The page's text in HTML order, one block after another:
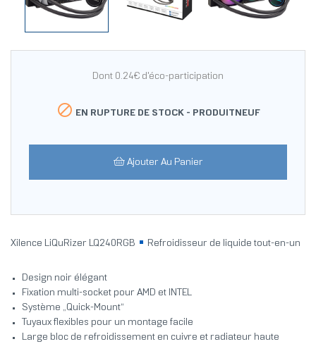
Dont 0.24€ d'éco-participation
 EN RUPTURE DE STOCK - PRODUITNEUF
Ajouter Au Panier
Xilence LiQuRizer LQ240RGB Refroidisseur de liquide tout-en-un
Design noir élégant
Fixation multi-socket pour AMD et INTEL
Système „Quick-Mount“
Tuyaux flexibles pour un montage facile
Large bloc de refroidissement en cuivre et radiateur haute